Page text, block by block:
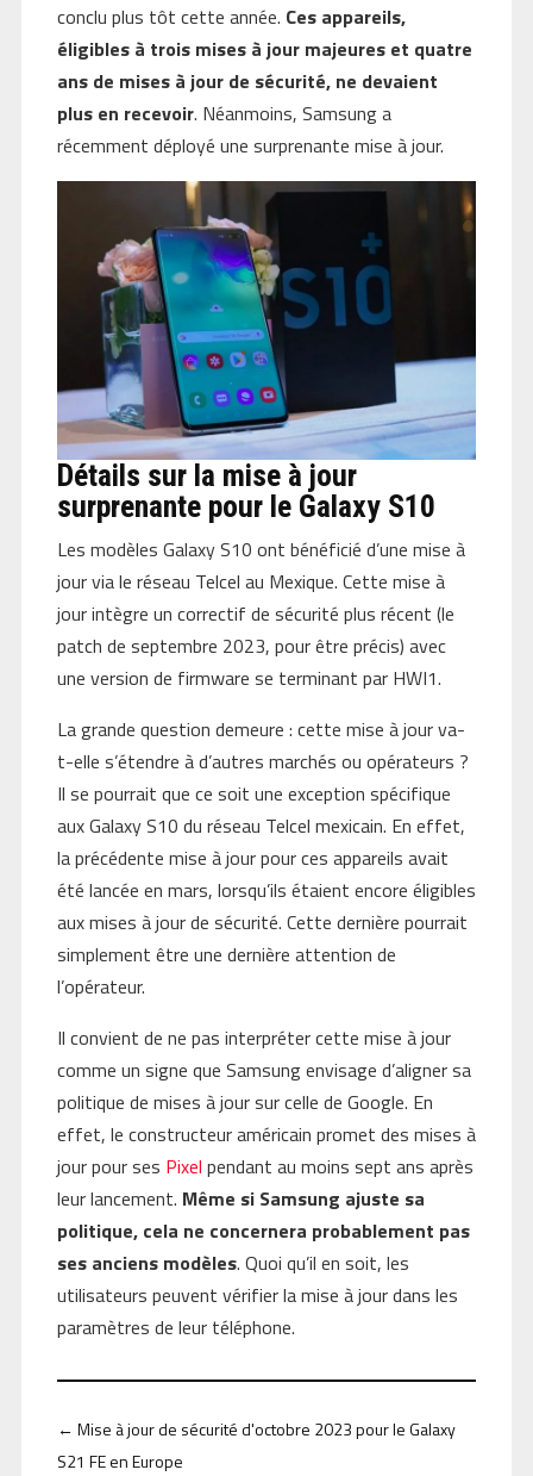
conclu plus tôt cette année. Ces appareils,
éligibles à trois mises à jour majeures et quatre
ans de mises à jour de sécurité, ne devaient
plus en recevoir. Néanmoins, Samsung a
récemment déployé une surprenante mise à jour.
Détails sur la mise à jour
surprenante pour le Galaxy S10
Les modèles Galaxy S10 ont bénéficié d’une mise à
jour via le réseau Telcel au Mexique. Cette mise à
jour intègre un correctif de sécurité plus récent (le
patch de septembre 2023, pour être précis) avec
une version de firmware se terminant par HWI1.
La grande question demeure : cette mise à jour va-
t-elle s’étendre à d’autres marchés ou opérateurs ?
Il se pourrait que ce soit une exception spécifique
aux Galaxy S10 du réseau Telcel mexicain. En effet,
la précédente mise à jour pour ces appareils avait
été lancée en mars, lorsqu’ils étaient encore éligibles
aux mises à jour de sécurité. Cette dernière pourrait
simplement être une dernière attention de
l’opérateur.
Il convient de ne pas interpréter cette mise à jour
comme un signe que Samsung envisage d’aligner sa
politique de mises à jour sur celle de Google. En
effet, le constructeur américain promet des mises à
jour pour ses Pixel pendant au moins sept ans après
leur lancement. Même si Samsung ajuste sa
politique, cela ne concernera probablement pas
ses anciens modèles. Quoi qu’il en soit, les
utilisateurs peuvent vérifier la mise à jour dans les
paramètres de leur téléphone.
← Mise à jour de sécurité d'octobre 2023 pour le Galaxy
S21 FE en Europe